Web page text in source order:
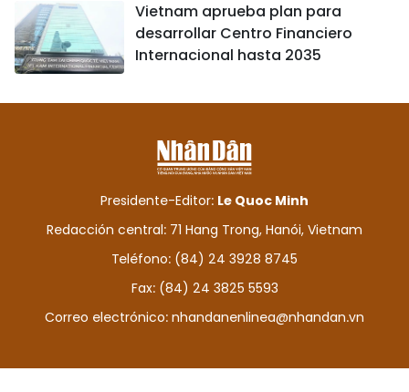
Vietnam aprueba plan para
desarrollar Centro Financiero
Internacional hasta 2035
Presidente-Editor: Le Quoc Minh
Redacción central: 71 Hang Trong, Hanói, Vietnam
Teléfono: (84) 24 3928 8745
Fax: (84) 24 3825 5593
Correo electrónico: nhandanenlinea@nhandan.vn